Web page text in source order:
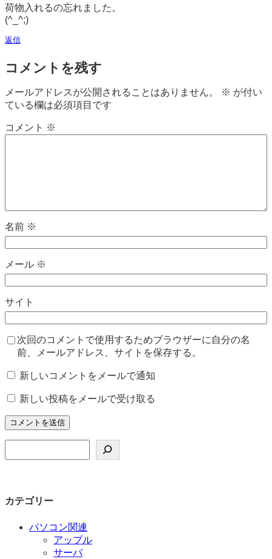
荷物入れるの忘れました。
(^_^;)
返信
コメントを残す
メールアドレスが公開されることはありません。 ※ が付い
ている欄は必須項目です
コメント ※
名前 ※
メール ※
サイト
次回のコメントで使用するためブラウザーに自分の名
前、メールアドレス、サイトを保存する。
新しいコメントをメールで通知
新しい投稿をメールで受け取る
索
カテゴリー
パソコン関連
アップル
サーバ